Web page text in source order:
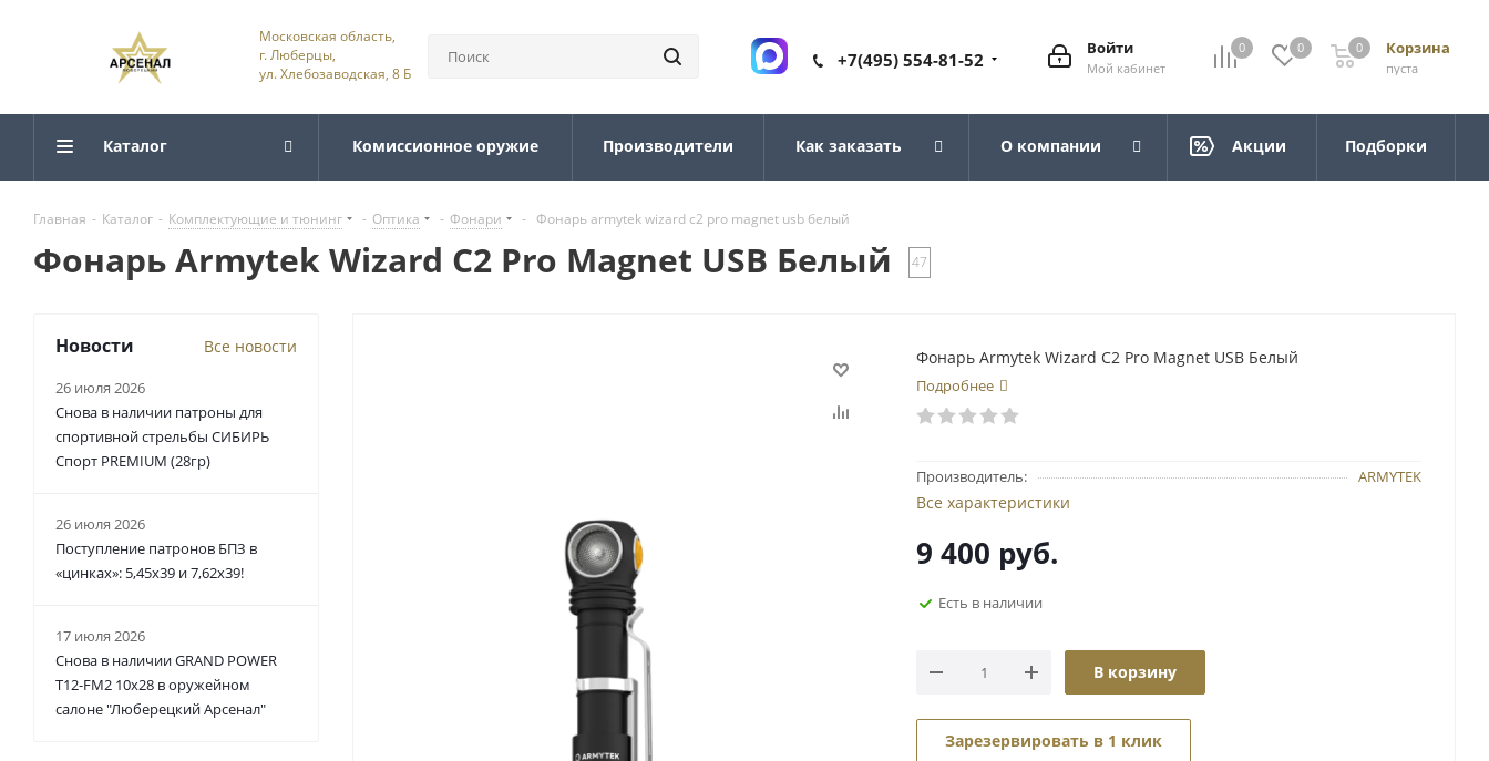
Московская область,
г. Люберцы,
ул. Хлебозаводская, 8 Б
0 0 Корзина
пуста
0
Войти
Мой кабинет
+7(495) 554-81-52
Каталог Комиссионное оружие Производители Как заказать О компании Акции Подборки
Главная - Каталог - Комплектующие и тюнинг - Оптика - Фонари - Фонарь armytek wizard c2 pro magnet usb белый
Фонарь Armytek Wizard C2 Pro Magnet USB Белый 47
Фонарь Armytek Wizard C2 Pro Magnet USB Белый
Подробнее
Производитель: ARMYTEK
Все характеристики
9 400 руб.
Есть в наличии
В корзину
Зарезервировать в 1 клик
Новости Все новости
26 июля 2026
Снова в наличии патроны для
спортивной стрельбы СИБИРЬ
Спорт PREMIUM (28гр)
26 июля 2026
Поступление патронов БПЗ в
«цинках»: 5,45х39 и 7,62х39!
17 июля 2026
Снова в наличии GRAND POWER
T12-FM2 10x28 в оружейном
салоне "Люберецкий Арсенал"